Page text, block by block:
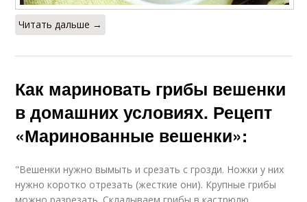
Читать дальше →
Как мариновать грибы вешенки
в домашних условиях. Рецепт
«Маринованные вешенки»:
"Вешенки нужно вымыть и срезать с грозди. Ножки у них
нужно коротко отрезать (жесткие они). Крупные грибы
можно разрезать. Складываем грибы в кастрюлю,